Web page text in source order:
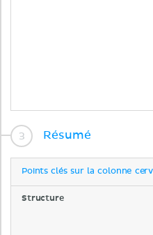
Résumé
Points clés sur la colonne
Structure